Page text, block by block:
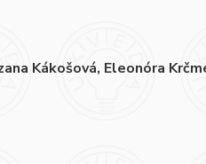
Kákošová, Eleonóra